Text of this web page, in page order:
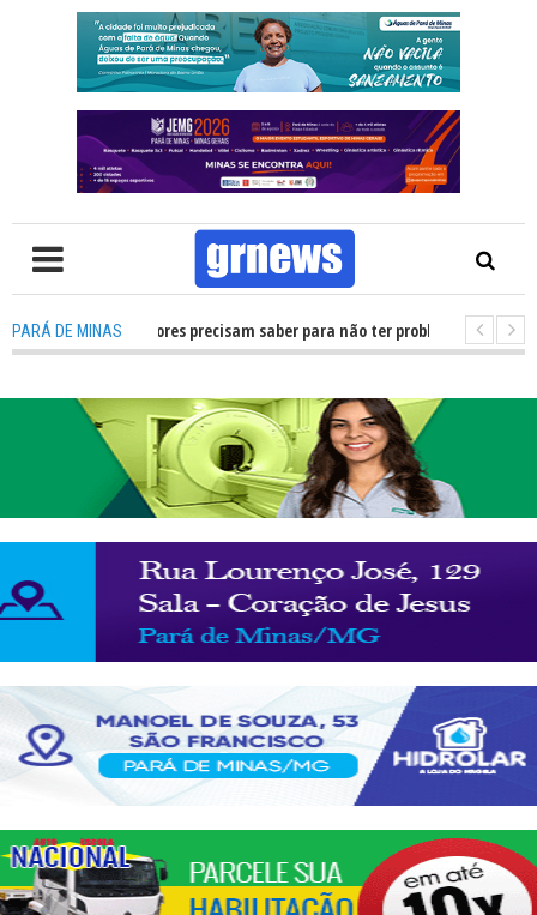
PARÁ DE MINASe eleitores precisam saber para não ter problemas nas Eleições